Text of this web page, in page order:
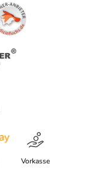
Vorkasse